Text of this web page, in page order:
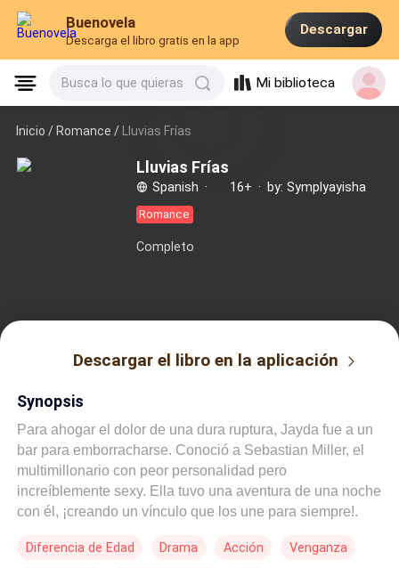
Buenovela
Descarga el libro gratis en la app
Descargar
Busca lo que quieras Mi biblioteca
Inicio /Romance / Lluvias Frías
Lluvias Frías
Spanish · 16+ · by: Symplyayisha
Romance
Completo
Descargar el libro en la aplicación
Synopsis
Para ahogar el dolor de una dura ruptura, Jayda fue a un
bar para emborracharse. Conoció a Sebastian Miller, el
multimillonario con peor personalidad pero
increíblemente sexy. Ella tuvo una aventura de una noche
con él, ¡creando un vínculo que los une para siempre!.
Diferencia de Edad Drama Acción Venganza